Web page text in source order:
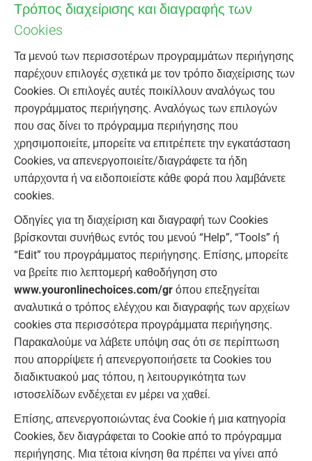
Τρόπος διαχείρισης και διαγραφής των
Cookies
Τα μενού των περισσοτέρων προγραμμάτων περιήγησης
παρέχουν επιλογές σχετικά με τον τρόπο διαχείρισης των
Cookies. Οι επιλογές αυτές ποικίλλουν αναλόγως του
προγράμματος περιήγησης. Αναλόγως των επιλογών
που σας δίνει το πρόγραμμα περιήγησης που
χρησιμοποιείτε, μπορείτε να επιτρέπετε την εγκατάσταση
Cookies, να απενεργοποιείτε/διαγράφετε τα ήδη
υπάρχοντα ή να ειδοποιείστε κάθε φορά που λαμβάνετε
cookies.
Οδηγίες για τη διαχείριση και διαγραφή των Cookies
βρίσκονται συνήθως εντός του μενού “Help”, “Tools” ή
“Edit” του προγράμματος περιήγησης. Επίσης, μπορείτε
να βρείτε πιο λεπτομερή καθοδήγηση στο
www.youronlinechoices.com/gr όπου επεξηγείται
αναλυτικά ο τρόπος ελέγχου και διαγραφής των αρχείων
cookies στα περισσότερα προγράμματα περιήγησης.
Παρακαλούμε να λάβετε υπόψη σας ότι σε περίπτωση
που απορρίψετε ή απενεργοποιήσετε τα Cookies του
διαδικτυακού μας τόπου, η λειτουργικότητα των
ιστοσελίδων ενδέχεται εν μέρει να χαθεί.
Επίσης, απενεργοποιώντας ένα Cookie ή μια κατηγορία
Cookies, δεν διαγράφεται το Cookie από το πρόγραμμα
περιήγησης. Μια τέτοια κίνηση θα πρέπει να γίνει από